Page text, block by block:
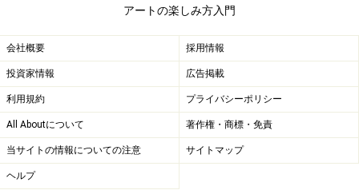
アートの楽しみ方入門
会社概要 採用情報
投資家情報 広告掲載
利用規約 プライバシーポリシー
All Aboutについて 著作権・商標・免責
当サイトの情報についての注意 サイトマップ
ヘルプ